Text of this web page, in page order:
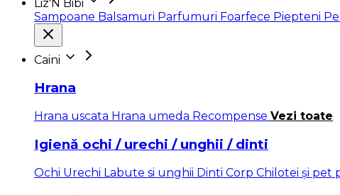
Liz'N Bibi
Sampoane Balsamuri Parfumuri Foarfece Piepteni
Caini
Hrana
Hrana uscata Hrana umeda Recompense Vezi toate
Igienă ochi / urechi / unghii / dinti
Ochi Urechi Labute si unghii Dinti Corp Chilotei și pet